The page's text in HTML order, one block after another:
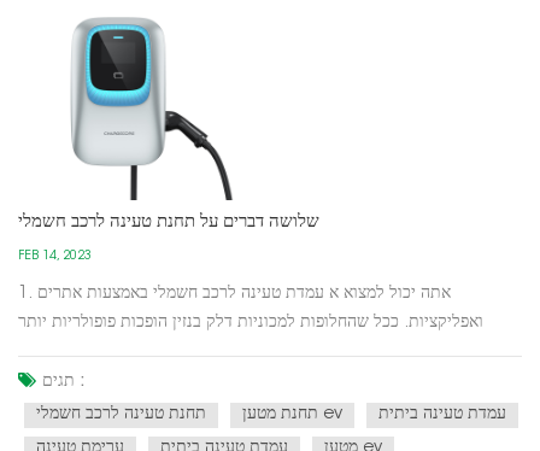
שלושה דברים על תחנת טעינה לרכב חשמלי
FEB 14, 2023
1. אתה יכול למצוא א עמדת טעינה לרכב חשמלי באמצעות אתרים
ואפליקציות. ככל שהחלופות למכוניות דלק בנזין הופכות פופולריות יותר
העולם.2. עם הפופולריות הגוברת של ערימות הטעינה, עלויות הטעינה
הולכות ונמוכות יותר. אפילו כמה חניונים, קניונים ובתי...
תגים :
תחנת טעינה לרכב חשמלי
תחנת מטען ev
עמדת טעינה ביתית